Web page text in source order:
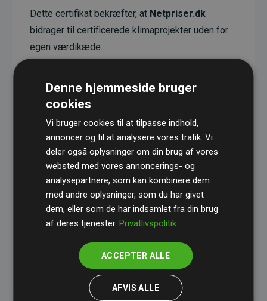
Dette certifikat bekræfter, at Netpriser.dk
bidrager til certificerede klimaprojekter uden for
egen værdikæde.
reducerende effekt, som i gennemsnit svarer til
dobbelt så meget CO₂ som den estimerede
Alle projekter er verificeret gennem Gold
Standard– en international ordning, der sikrer høj
kvalitet og gennemsigtighed i klimainvesteringer.
Du kan læse mere om de konkrete projekter
initiativet Websites, der støtter klimaprojekter
Denne hjemmeside bruger
cookies
Vi bruger cookies til at tilpasse indhold,
annoncer og til at analysere vores trafik. Vi
deler også oplysninger om din brug af vores
websted med vores annoncerings- og
analysepartnere, som kan kombinere dem
med andre oplysninger, som du har givet
dem, eller som de har indsamlet fra din brug
af deres tjenester.Privatlivspolitik
ACCEPTER ALLE
AFVIS ALLE